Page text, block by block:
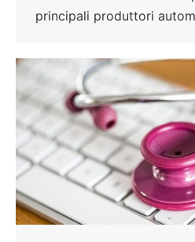
principali produttori